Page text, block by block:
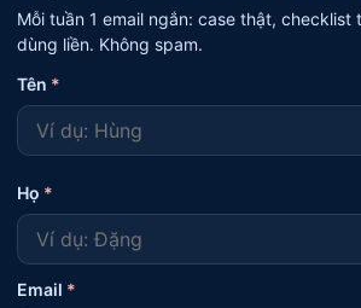
Mỗi tuần 1 email ngắn: case thật,
dùng liền. Không spam.
Tên *
Họ *
Email *